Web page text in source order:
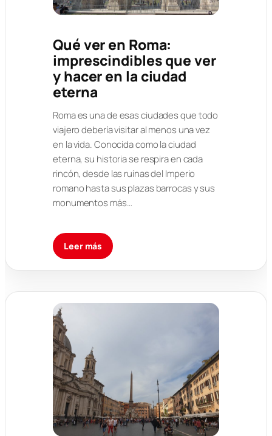
Qué ver en Roma:
imprescindibles que ver
y hacer en la ciudad
eterna
Roma es una de esas ciudades que todo
viajero debería visitar al menos una vez
en la vida. Conocida como la ciudad
eterna, su historia se respira en cada
rincón, desde las ruinas del Imperio
romano hasta sus plazas barrocas y sus
monumentos más…
Leer más